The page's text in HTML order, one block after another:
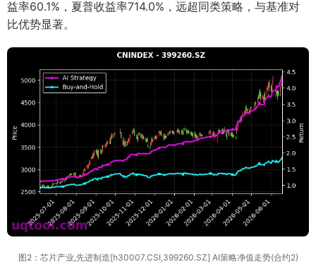
益率60.1%，夏普收益率714.0%，远超同类策略，与基准对
比优势显著。
图2：芯片产业,先进制造[h30007.CSI,399260.SZ] AI策略净值走势(合约2)